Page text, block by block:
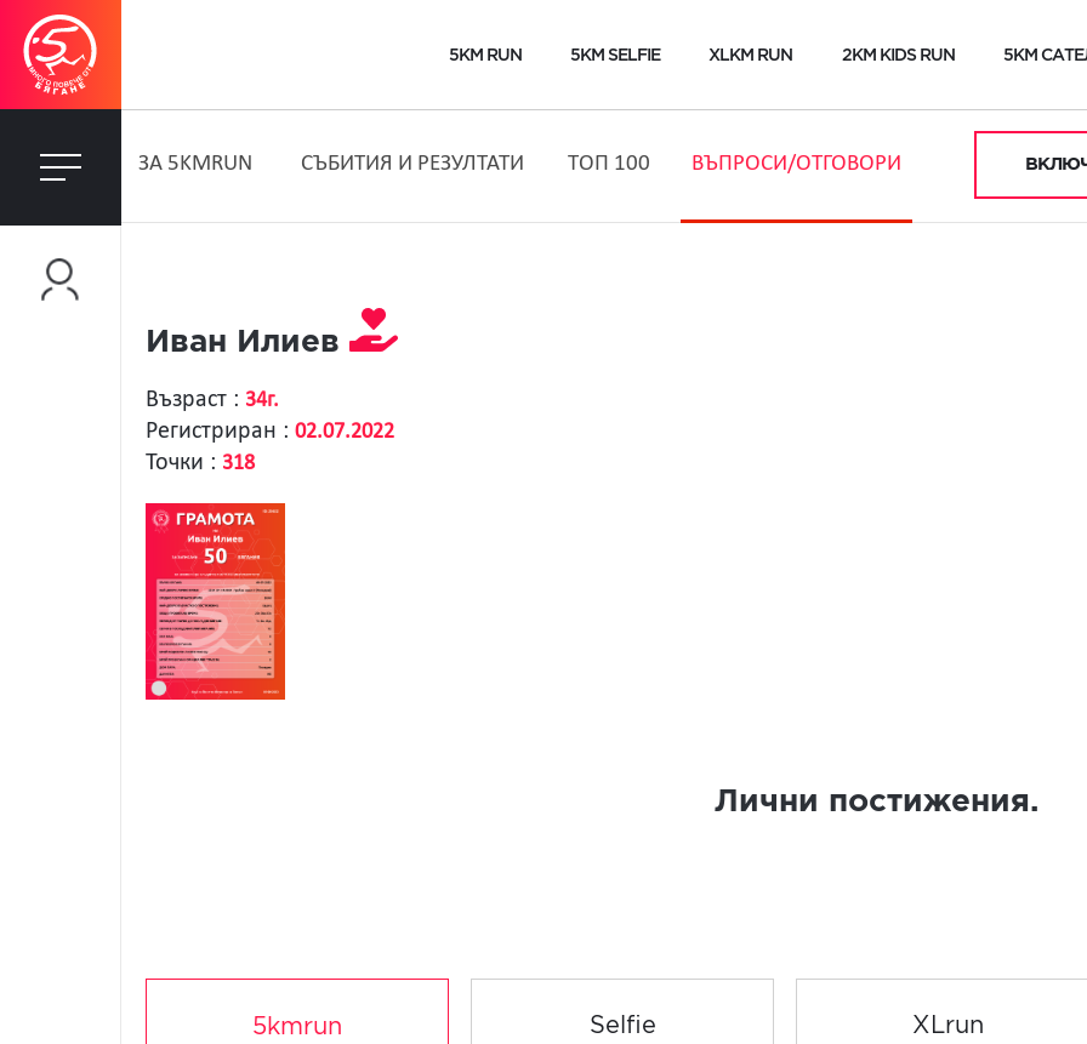
5KM RUN 5KM SELFIE XLKM RUN 2KM KIDS RUN 5KM
ЗA 5KMRUN СЪБИТИЯ И РЕЗУЛТАТИ ТОП 100 ВЪПРОСИ/ОТГОВОРИ
Иван Илиев
Възраст : 34г.
Регистриран : 02.07.2022
Точки : 318
Лични постижения.
5kmrun Selfie XLrun